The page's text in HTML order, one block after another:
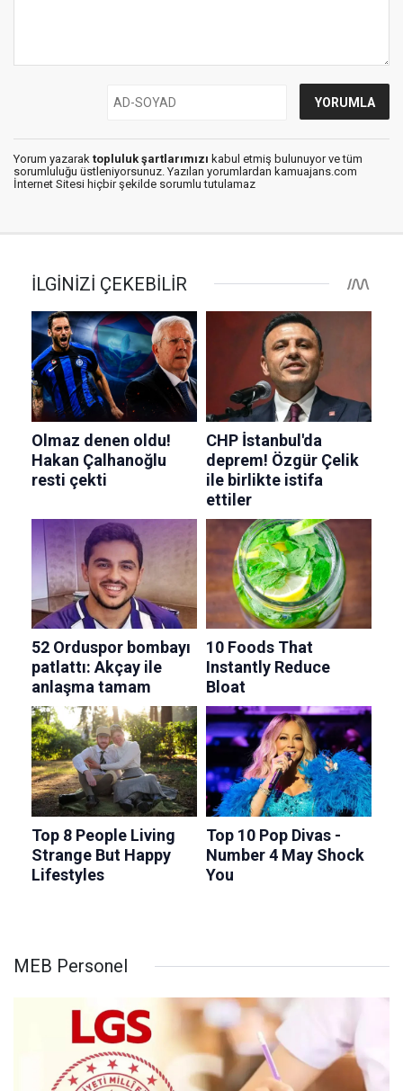
Yorum yazarak topluluk şartlarımızı kabul etmiş bulunuyor ve tüm
sorumluluğu üstleniyorsunuz. Yazılan yorumlardan kamuajans.com
İnternet Sitesi hiçbir şekilde sorumlu tutulamaz
MEB Personel